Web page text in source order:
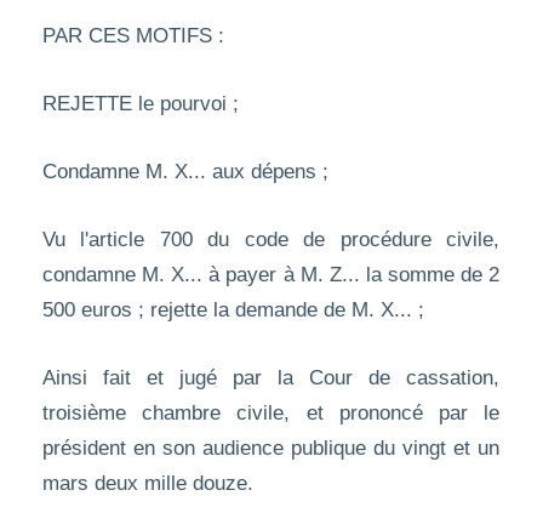
PAR CES MOTIFS :
REJETTE le pourvoi ;
Condamne M. X... aux dépens ;
Vu l'article 700 du code de procédure civile,
condamne M. X... à payer à M. Z... la somme de 2
500 euros ; rejette la demande de M. X... ;
Ainsi fait et jugé par la Cour de cassation,
troisième chambre civile, et prononcé par le
président en son audience publique du vingt et un
mars deux mille douze.